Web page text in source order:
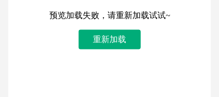
预览加载失败，请重新加载试试~
重新加载